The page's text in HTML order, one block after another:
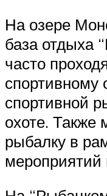
На озере
база отдыха
часто
спортивному
спортивной
охоте. Также
рыбалку в
мероприятий